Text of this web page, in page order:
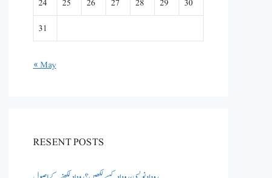
31
« May
RESENT POSTS